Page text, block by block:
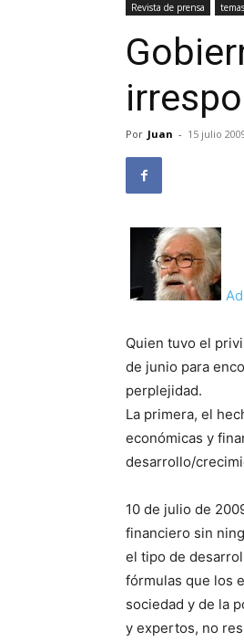
Revista de prensa
Por Juan - 15 julio
Quien tuvo el
de junio para
perplejidad.
La primera, el
económicas y
desarrollo/
10 de julio de
financiero sin
el tipo de
fórmulas que los
sociedad y de la
y expertos, no